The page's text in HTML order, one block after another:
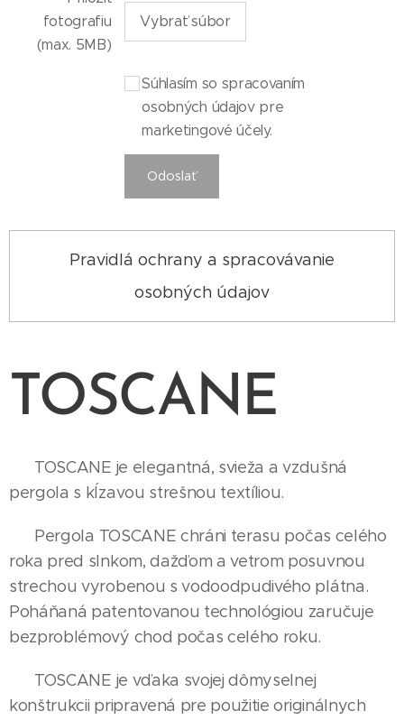
fotografiu
(max. 5MB)
Vybrať súbor
Súhlasím so spracovaním
osobných údajov pre
marketingové účely.
Odoslať
Pravidlá ochrany a spracovávanie
osobných údajov
TOSCANE
TOSCANE je elegantná, svieža a vzdušná
pergola s kĺzavou strešnou textíliou.
Pergola TOSCANE chráni terasu počas celého
roka pred slnkom, dažďom a vetrom posuvnou
strechou vyrobenou s vodoodpudivého plátna.
Poháňaná patentovanou technológiou zaručuje
bezproblémový chod počas celého roku.
TOSCANE je vďaka svojej dômyselnej
konštrukcii pripravená pre použitie originálnych